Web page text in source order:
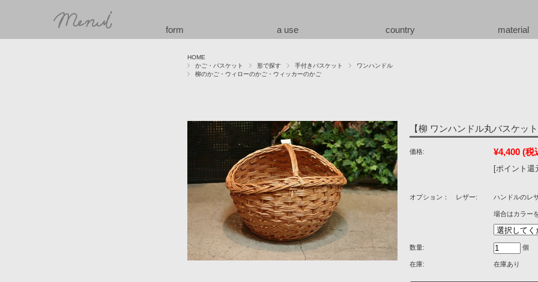
form a use country material
HOME
かご・バスケット
形で探す 手付きバスケット
ワンハンドル
柳のかご・ウィローのかご・ウィッカーのかご
【柳 ワンハンドル丸バスケッ
価格: ¥4,400 (税
[ポイント還
オプション： レザー: ハンドルのレ
場合はカラー
数量: 個
在庫: 在庫あり